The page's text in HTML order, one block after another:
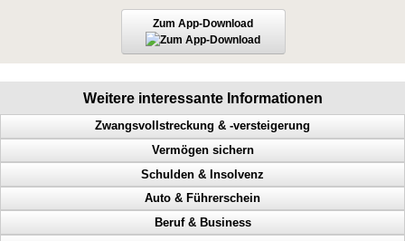
Zum App-Download
Weitere interessante Informationen
Zwangsvollstreckung & -versteigerung
Immobilie, Hilfe bei Zwangsversteigerung, Notfrist, Bank
Lohnpfändung, rasche Hilfe, Zeit gewinnen
Schuldner, Zeit gewinnen, Lohnpfändung, rasche Hilfe
Kontopfändung, Lohnpfändung, eilige Hilfe, Zeit gewinnen
Vermögen sichern
Perfekte Vermögensicherung
So sichern Sie Ihr Vermögen richtig ab
Wie sichere ich mein Vermögen ab
Schulden & Insolvenz
Gläubiger, Lebensqualität, weniger Schulden, Privatinsolvenz
Mehr Lebensqualität, inkognito, Inkassounternehmen
Auto & Führerschein
Geschwindigkeitsübertretungen, Punkte, Radarfalle, Polizeikontrolle
Beruf & Business